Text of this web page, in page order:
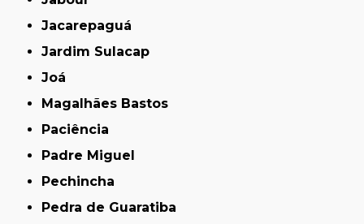
Jacarepaguá
Jardim Sulacap
Joá
Magalhães Bastos
Paciência
Padre Miguel
Pechincha
Pedra de Guaratiba